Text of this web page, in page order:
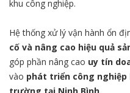
khu công nghiệp.
Hệ thống xử lý vận hành ổn
cố và nâng cao hiệu quả
góp phần nâng cao uy tín
vào phát triển công nghiệp